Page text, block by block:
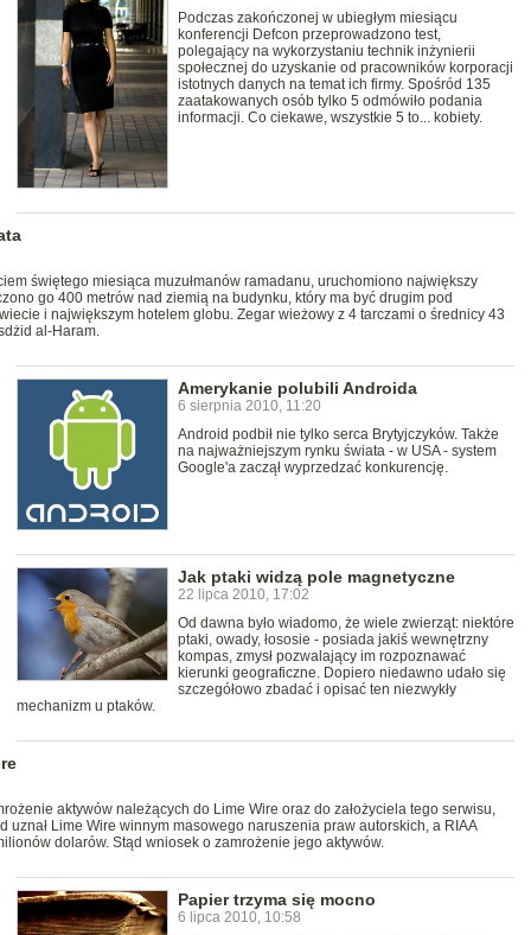
Podczas zakończonej w ubiegłym miesiącu
konferencji Defcon przeprowadzono test,
polegający na wykorzystaniu technik inżynierii
społecznej do uzyskanie od pracowników korporacji
istotnych danych na temat ich firmy. Spośród 135
zaatakowanych osób tylko 5 odmówiło podania
informacji. Co ciekawe, wszystkie 5 to... kobiety.
świętego miesiąca muzułmanów ramadanu, uruchomiono największy
go 400 metrów nad ziemią na budynku, który ma być drugim pod
i największym hotelem globu. Zegar wieżowy z 4 tarczami o średnicy 43
al-Haram.
Amerykanie polubili Androida
6 sierpnia 2010, 11:20
Android podbił nie tylko serca Brytyjczyków. Także
na najważniejszym rynku świata - w USA - system
Google'a zaczął wyprzedzać konkurencję.
Jak ptaki widzą pole magnetyczne
22 lipca 2010, 17:02
Od dawna było wiadomo, że wiele zwierząt: niektóre
ptaki, owady, łososie - posiada jakiś wewnętrzny
kompas, zmysł pozwalający im rozpoznawać
kierunki geograficzne. Dopiero niedawno udało się
szczegółowo zbadać i opisać ten niezwykły
mechanizm u ptaków.
aktywów należących do Lime Wire oraz do założyciela tego serwisu,
uznał Lime Wire winnym masowego naruszenia praw autorskich, a RIAA
dolarów. Stąd wniosek o zamrożenie jego aktywów.
Papier trzyma się mocno
6 lipca 2010, 10:58